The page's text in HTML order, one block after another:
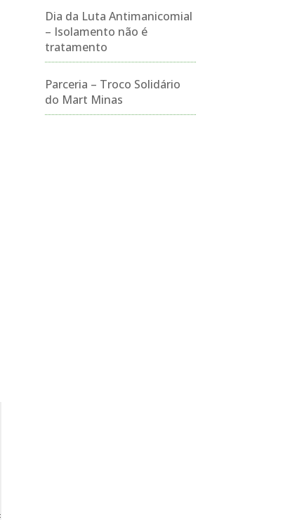
Dia da Luta Antimanicomial
– Isolamento não é
tratamento
Parceria – Troco Solidário
do Mart Minas